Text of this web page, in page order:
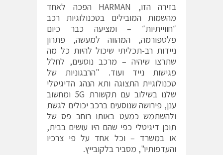
בזירה הזו, HARMAN הפכה לאחד
מהשמות המובילים בטכנולוגיות רכב
״חווייתיות״ – ומציעה כבר כיום
פלטפורמה, המהווה למעשה, פתרון
ניידות רב-תכליתי שיכול להיות כל מה
שתרצו שיהיה – מרכב נוסעים, לחלל
פגישות נייד ועוד. "הרבגוניות של
טכנולוגיית התצוגה ותא הנהג הדיגיטלי
שלנו בשילוב עם תקשורת 5G ומחשוב
ענן, פירושה שנוסעים ברכב יכולים לגשת
ולהשתמש כמעט באותו רוחב פס של
תוכן דיגיטלי כפי שהם היו עושים בבית,
או במשרד – וכל אחד על פי צרכיו
והעדפותיו", מסביר בלקובייץ.